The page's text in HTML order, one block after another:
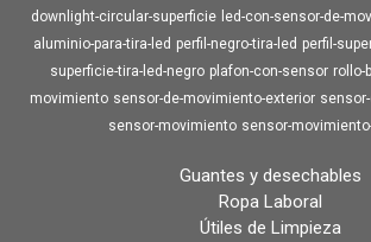
downlight-circular-superficie
led-con-sensor-de-
aluminio-para-tira-led perfil-negro-tira-led perfil-
superficie-tira-led-negro plafon-con-sensor rollo-
movimiento sensor-de-movimiento-exterior
sensor-movimiento sensor-
Guantes y desechables
Ropa Laboral
Útiles de Limpieza